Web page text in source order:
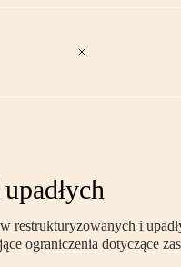
i
ograniczenia dotyczące